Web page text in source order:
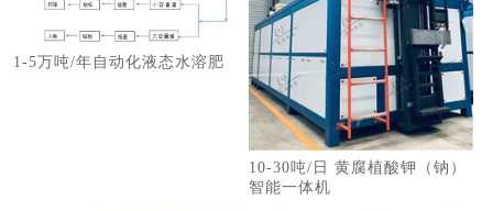
1-5万吨/年自动化液态水溶肥
10-30吨/日 黄腐植酸钾（钠）
智能一体机